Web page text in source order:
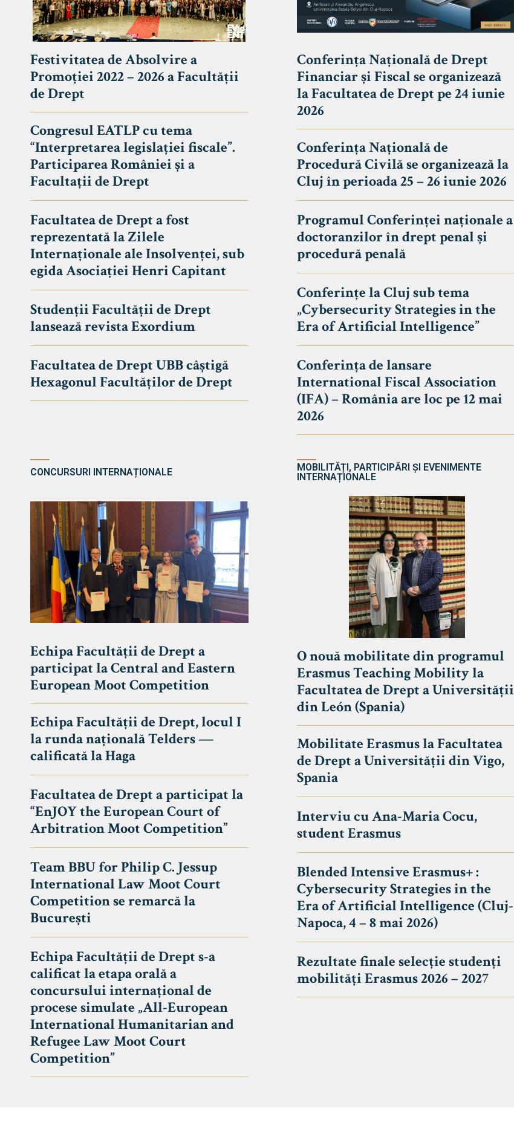
UNIVERSITATEA BABEȘ - BOLYAI
FACULTATEA
DE DREPT
Avizier Studenți
Studii
Admitere
Erasmus & Internațional
Știri
Echipa Facultății
Bibliotecă & Reviste
Festivitatea de Absolvire a
Promoției 2022 – 2026 a Facultății
de Drept
Congresul EATLP cu tema
“Interpretarea legislației fiscale”.
Participarea României și a
Facultații de Drept
Facultatea de Drept a fost
reprezentată la Zilele
Internaționale ale Insolvenței, sub
egida Asociației Henri Capitant
Studenții Facultății de Drept
lansează revista Exordium
Facultatea de Drept UBB câștigă
Hexagonul Facultăților de Drept
Conferința Națională de Drept
Financiar și Fiscal se organizează
la Facultatea de Drept pe 24 iunie
2026
Conferința Națională de
Procedură Civilă se organizează la
Cluj în perioada 25 – 26 iunie 2026
Programul Conferinței naționale a
doctoranzilor în drept penal și
procedură penală
Conferințe la Cluj sub tema
„Cybersecurity Strategies in the
Era of Artificial Intelligence”
Conferința de lansare
International Fiscal Association
(IFA) – România are loc pe 12 mai
2026
CONCURSURI INTERNAȚIONALE
Echipa Facultății de Drept a
participat la Central and Eastern
European Moot Competition
Echipa Facultății de Drept, locul I
la runda națională Telders —
calificată la Haga
Facultatea de Drept a participat la
“EnJOY the European Court of
Arbitration Moot Competition”
Team BBU for Philip C. Jessup
International Law Moot Court
Competition se remarcă la
București
Echipa Facultății de Drept s-a
calificat la etapa orală a
concursului internațional de
procese simulate „All-European
International Humanitarian and
Refugee Law Moot Court
Competition”
MOBILITĂȚI, PARTICIPĂRI ȘI EVENIMENTE
INTERNAȚIONALE
O nouă mobilitate din programul
Erasmus Teaching Mobility la
Facultatea de Drept a Universității
din León (Spania)
Mobilitate Erasmus la Facultatea
de Drept a Universității din Vigo,
Spania
Interviu cu Ana-Maria Cocu,
student Erasmus
Blended Intensive Erasmus+ :
Cybersecurity Strategies in the
Era of Artificial Intelligence (Cluj-
Napoca, 4 – 8 mai 2026)
Rezultate finale selecție studenți
mobilități Erasmus 2026 – 2027